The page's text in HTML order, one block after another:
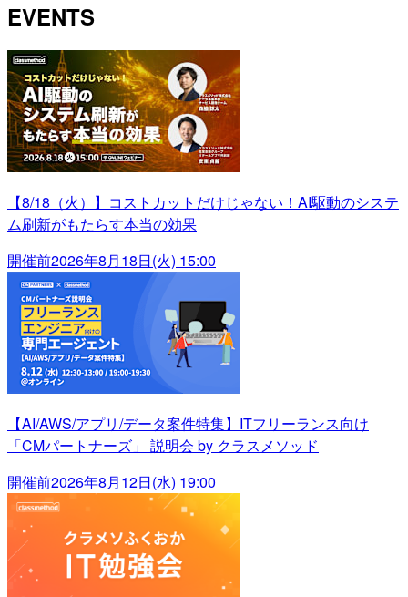
EVENTS
【8/18（火）】コストカットだけじゃない！AI駆動のシステ
ム刷新がもたらす本当の効果
開催前2026年8月18日(火) 15:00
【AI/AWS/アプリ/データ案件特集】ITフリーランス向け
「CMパートナーズ」 説明会 by クラスメソッド
開催前2026年8月12日(水) 19:00